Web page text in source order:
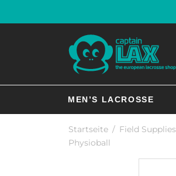
MEN’S LACROSSE
Startseite / Field Supplies
Physioball